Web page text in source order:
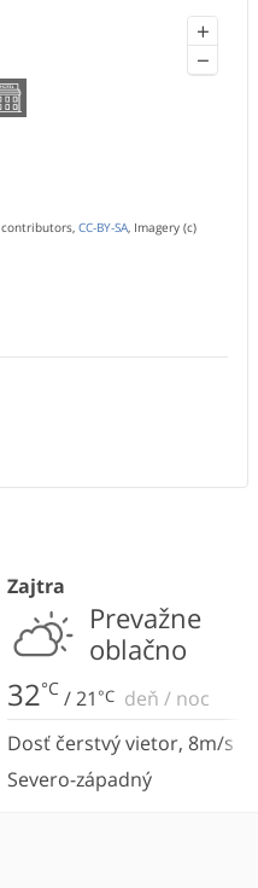
+
−
contributors, CC-BY-SA, Imagery (c)
Zajtra
Prevažne
oblačno
32°C /21°C deň / noc
Dosť čerstvý vietor, 8m/s
Severo-západný